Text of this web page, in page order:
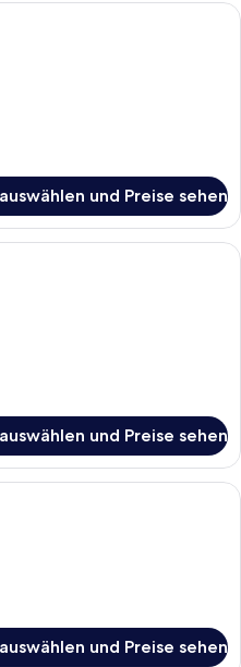
Ein Hotelzimmer mit grauem Sofa,
und Preise sehen
Zimmersafe, Schreibtisch,
und Preise sehen
Ein Hotelzimmer mit einem Bett,
und Preise sehen